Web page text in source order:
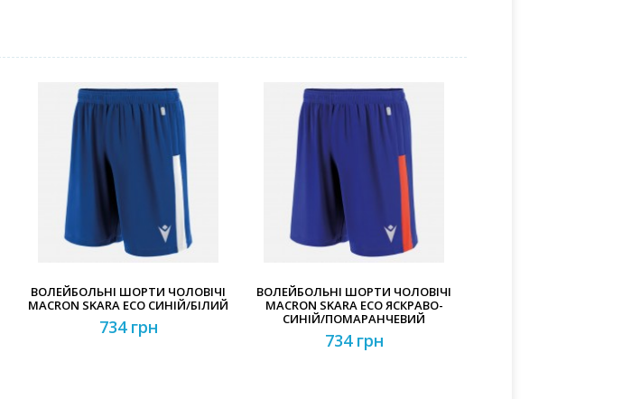
ВОЛЕЙБОЛЬНІ ШОРТИ ЧОЛОВІЧІ
MACRON SKARA ECO СИНІЙ/БІЛИЙ
734 грн
ВОЛЕЙБОЛЬНІ ШОРТИ ЧОЛОВІЧІ
MACRON SKARA ECO ЯСКРАВО-
СИНІЙ/ПОМАРАНЧЕВИЙ
734 грн